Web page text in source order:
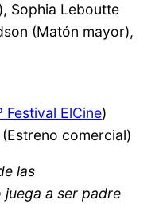
Sophia Leboutte
(Matón mayor),
Festival ElCine)
comercial)
las
juega a ser padre